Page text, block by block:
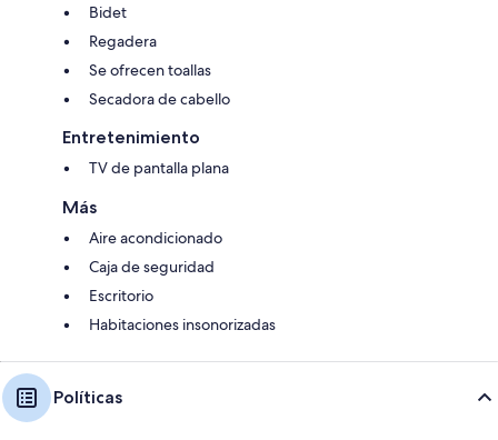
Bidet
Regadera
Se ofrecen toallas
Secadora de cabello
Entretenimiento
TV de pantalla plana
Más
Aire acondicionado
Caja de seguridad
Escritorio
Habitaciones insonorizadas
Políticas